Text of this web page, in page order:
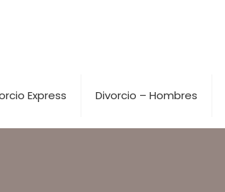
Express Divorcio – Hombres